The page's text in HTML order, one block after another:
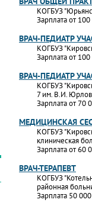
КОГБУЗ
Зарплата от
ВРАЧ-ПЕДИАТР
КОГБУЗ
Зарплата от
ВРАЧ-ПЕДИАТР
КОГБУЗ
7 им. В.И.
Зарплата от 70
МЕДИЦИНСКАЯ
КОГБУЗ
клиническая
Зарплата от 60
ВРАЧ-ТЕРАПЕВТ
КОГБУЗ
районная
Зарплата 50